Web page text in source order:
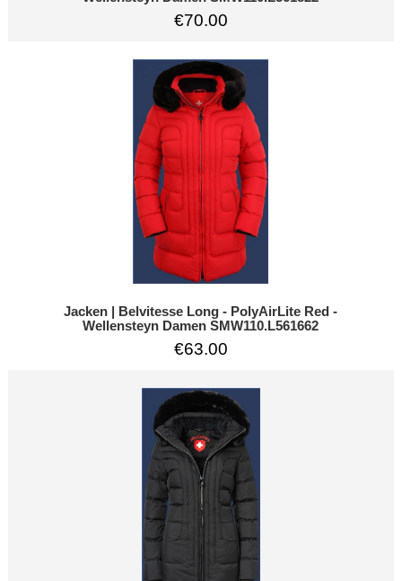
€70.00
Jacken | Belvitesse Long - PolyAirLite Red -
Wellensteyn Damen SMW110.L561662
€63.00